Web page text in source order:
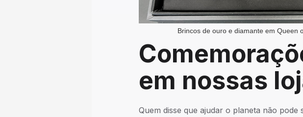
Brincos de ouro e diamante em Queen
em nossas
Quem disse que ajudar o planeta não